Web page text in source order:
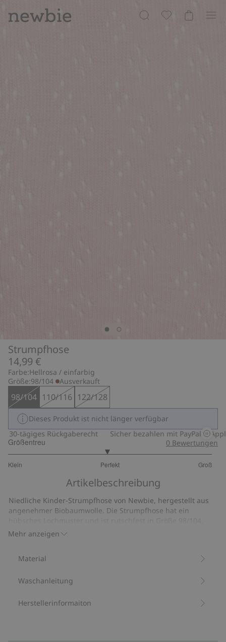
Strumpfhose
14,99 €
Farbe:Hellrosa / einfarbig
Größe:98/104 Ausverkauft
98/104 110/116 122/128
Dieses Produkt ist nicht länger verfügbar
tägiges Rückgaberecht
Sicher bezahlen mit PayPal & Apple
Größentreu
Klein Perfekt Groß
von
33
Bewertungen
0 Bewertungen
Artikelbeschreibung
Mehr anzeigen
Niedliche Kinder-Strumpfhose von Newbie, hergestellt aus
angenehmer Biobaumwolle. Die Strumpfhose hat ein
Enthält 78 % Biobaumwolle.
Artikelnummer
Material
Waschanleitung
Herstellerinformaiton